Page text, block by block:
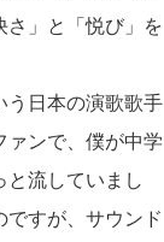
」と「悦び」を
日本の演歌歌手
ンで、僕が中学
流していまし
すが、サウンド